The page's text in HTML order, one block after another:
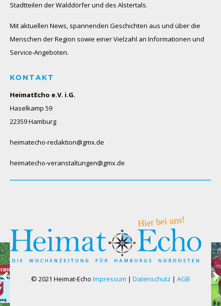
Stadtteilen der Walddörfer und des Alstertals.
Mit aktuellen News, spannenden Geschichten aus und über die
Menschen der Region sowie einer Vielzahl an Informationen und
Service-Angeboten.
KONTAKT
HeimatEcho e.V. i.G.
Haselkamp 59
22359 Hamburg
heimatecho-redaktion@gmx.de
heimatecho-veranstaltungen@gmx.de
© 2021 Heimat-Echo Impressum | Datenschutz | AGB